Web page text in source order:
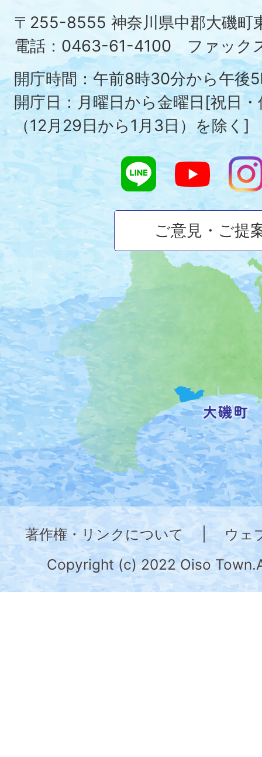
磯
町
の
位
置
を
記
し
た
地
図。
神
奈
川
県
の
町
〒255-8555 神奈川県中郡大磯
電話：0463-61-4100 ファック
開庁時間：午前8時30分から午後
開庁日：月曜日から金曜日[祝日
（12月29日から1月3日）を除く]
ご意見・ご提
著作権・リンクについて
ウェ
Copyright (c) 2022 Oiso